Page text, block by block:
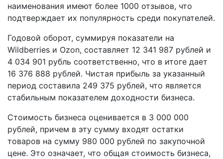
наименования имеют более 1000 отзывов, что
подтверждает их популярность среди покупателей.
Годовой оборот, суммируя показатели на
Wildberries и Ozon, составляет 12 341 987 рублей и
4 034 901 рубль соответственно, что в итоге дает
16 376 888 рублей. Чистая прибыль за указанный
период составила 249 375 рублей, что является
стабильным показателем доходности бизнеса.
Стоимость бизнеса оценивается в 3 000 000
рублей, причем в эту сумму входят остатки
товаров на сумму 980 000 рублей по закупочной
цене. Это означает, что общая стоимость бизнеса,